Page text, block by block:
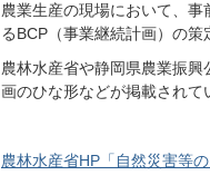
農業生産の現場において、
るBCP（事業継続計画）の策
農林水産省や静岡県農業振
画のひな形などが掲載されて
農林水産省HP「自然災害等